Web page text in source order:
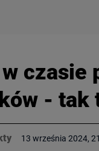
czasie
- tak
13 września 2024,